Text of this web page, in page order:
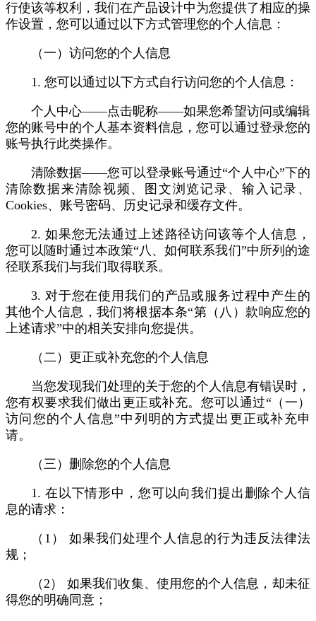
行使该等权利，我们在产品设计中为您提供了相应的操
作设置，您可以通过以下方式管理您的个人信息：
（一）访问您的个人信息
1. 您可以通过以下方式自行访问您的个人信息：
个人中心——点击昵称——如果您希望访问或编辑
您的账号中的个人基本资料信息，您可以通过登录您的
账号执行此类操作。
清除数据——您可以登录账号通过“个人中心”下的
清除数据来清除视频、图文浏览记录、输入记录、
Cookies、账号密码、历史记录和缓存文件。
2. 如果您无法通过上述路径访问该等个人信息，
您可以随时通过本政策“八、如何联系我们”中所列的途
径联系我们与我们取得联系。
3. 对于您在使用我们的产品或服务过程中产生的
其他个人信息，我们将根据本条“第（八）款响应您的
上述请求”中的相关安排向您提供。
（二）更正或补充您的个人信息
当您发现我们处理的关于您的个人信息有错误时，
您有权要求我们做出更正或补充。您可以通过“（一）
访问您的个人信息”中列明的方式提出更正或补充申
请。
（三）删除您的个人信息
1. 在以下情形中，您可以向我们提出删除个人信
息的请求：
（1） 如果我们处理个人信息的行为违反法律法
规；
（2） 如果我们收集、使用您的个人信息，却未征
得您的明确同意；